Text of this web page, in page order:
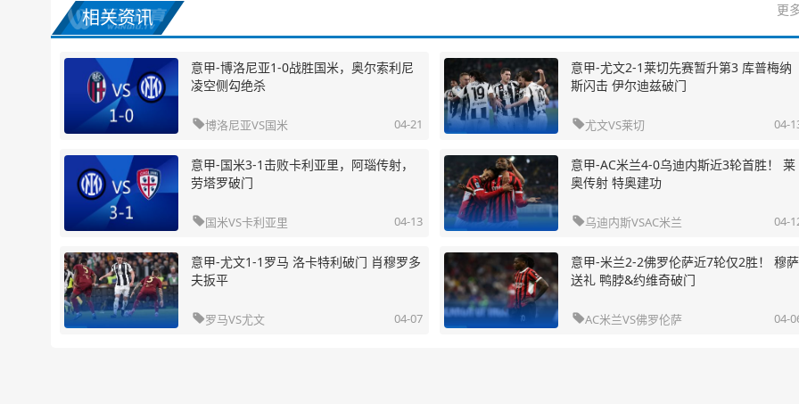
相关资讯 更
意甲-博洛尼亚1-0战胜国米，奥尔索利尼
凌空侧勾绝杀
博洛尼亚VS国米 04-21
意甲-尤文2-1莱切先赛暂升第3 库普梅纳
斯闪击 伊尔迪兹破门
尤文VS莱切 04-
意甲-国米3-1击败卡利亚里，阿瑙传射，
劳塔罗破门
国米VS卡利亚里 04-13
意甲-AC米兰4-0乌迪内斯近3轮首胜！ 莱
奥传射 特奥建功
乌迪内斯VSAC米兰 04-
意甲-尤文1-1罗马 洛卡特利破门 肖穆罗多
夫扳平
罗马VS尤文 04-07
意甲-米兰2-2佛罗伦萨近7轮仅2胜！ 穆萨
送礼 鸭脖&约维奇破门
AC米兰VS佛罗伦萨 04-